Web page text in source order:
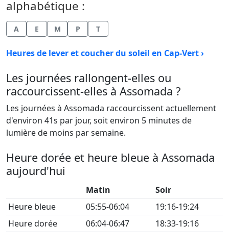
alphabétique :
A E M P T
Heures de lever et coucher du soleil en Cap-Vert ›
Les journées rallongent-elles ou
raccourcissent-elles à Assomada ?
Les journées à Assomada raccourcissent actuellement
d'environ 41s par jour, soit environ 5 minutes de
lumière de moins par semaine.
Heure dorée et heure bleue à Assomada
aujourd'hui
Matin
Soir
Heure bleue
05:55-06:04
19:16-19:24
Heure dorée
06:04-06:47 18:33-19:16